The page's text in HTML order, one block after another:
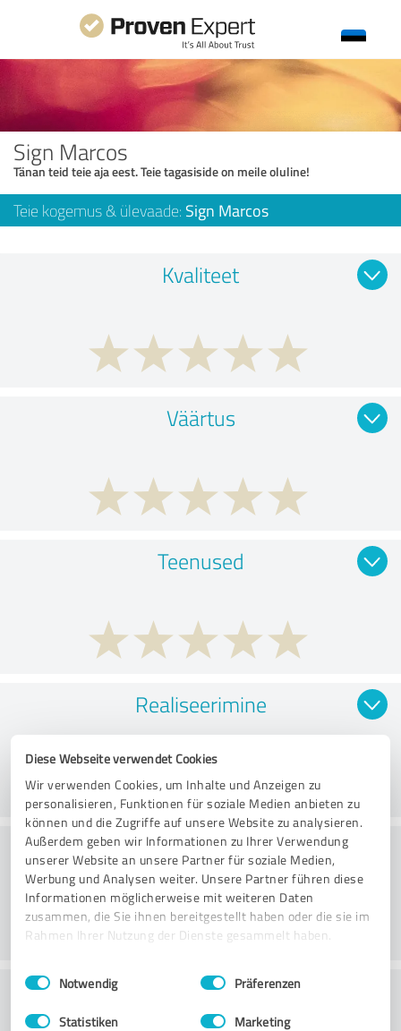
Diese Webseite verwendet Cookies
Wir verwenden Cookies, um Inhalte und Anzeigen zu
personalisieren, Funktionen für soziale Medien anbieten zu
können und die Zugriffe auf unsere Website zu analysieren.
Außerdem geben wir Informationen zu Ihrer Verwendung
unserer Website an unsere Partner für soziale Medien,
Werbung und Analysen weiter. Unsere Partner führen diese
Informationen möglicherweise mit weiteren Daten
zusammen, die Sie ihnen bereitgestellt haben oder die sie im
Rahmen Ihrer Nutzung der Dienste gesammelt haben.
Impressum Datenschutzbestimmungen
Einwilligungsauswahl
Notwendig Präferenzen
Statistiken Marketing
Sign Marcos
Tänan teid teie aja eest. Teie tagasiside on meile oluline!
Teie kogemus & ülevaade: Sign Marcos
Kvaliteet
Väärtus
Teenused
Realiseerimine
Konsultatsioon
Klienditeenindus